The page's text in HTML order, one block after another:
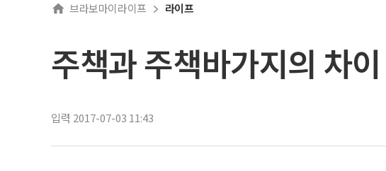
브라보마이라이프 라이프
주책과 주책바가지의 차이
입력 2017-07-03 11:43